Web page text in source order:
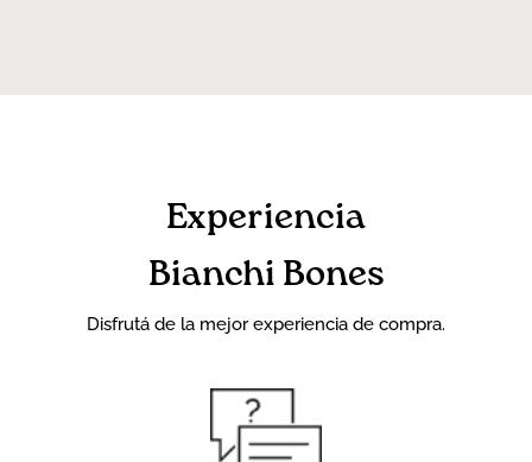
Experiencia
Bianchi Bones
Disfrutá de la mejor experiencia de compra.